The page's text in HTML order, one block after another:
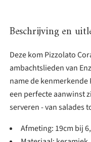
Beschrijving en
Deze kom Pizzolato
ambachtslieden van
name de kenmerkende
een perfecte aanwinst
serveren - van salades
Afmeting: 19cm bij